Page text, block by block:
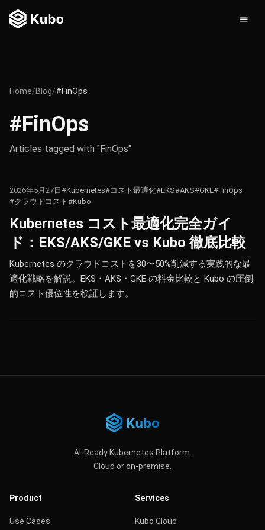
Home/Blog/#FinOps
#FinOps
Articles tagged with "FinOps"
2026年5月27日 #Kubernetes#コスト最適化#EKS#AKS#GKE#FinOps
#クラウドコスト #Kubo
Kubernetes コスト最適化完全ガイ
ド：EKS/AKS/GKE vs Kubo 徹底比較
Kubernetes のクラウドコストを30〜50%削減する実践的な最
適化戦略を解説。EKS・AKS・GKE の料金比較と Kubo の圧倒
的コスト優位性を検証します。
AI-Ready Kubernetes Platform.
Cloud or on-premise.
Product
Use Cases
Services
Kubo Cloud